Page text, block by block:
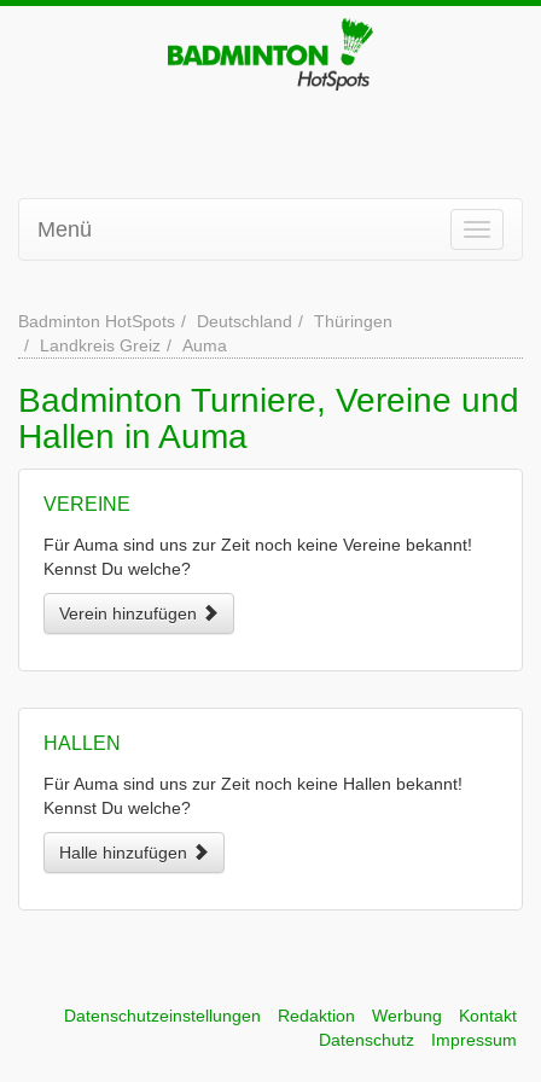
Menü
Badminton HotSpots Deutschland
Thüringen
Landkreis Greiz
Auma
Badminton Turniere, Vereine und
Hallen in Auma
VEREINE
Für Auma sind uns zur Zeit noch keine Vereine bekannt!
Kennst Du welche?
Verein hinzufügen
HALLEN
Für Auma sind uns zur Zeit noch keine Hallen bekannt!
Kennst Du welche?
Halle hinzufügen
Datenschutzeinstellungen Redaktion Werbung
Kontakt
Datenschutz
Impressum